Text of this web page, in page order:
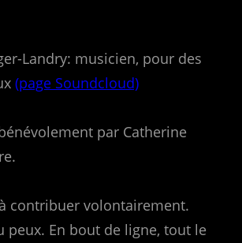
Landry: musicien, pour des
(page Soundcloud)
par Catherine
contribuer volontairement.
peux. En bout de ligne, tout le